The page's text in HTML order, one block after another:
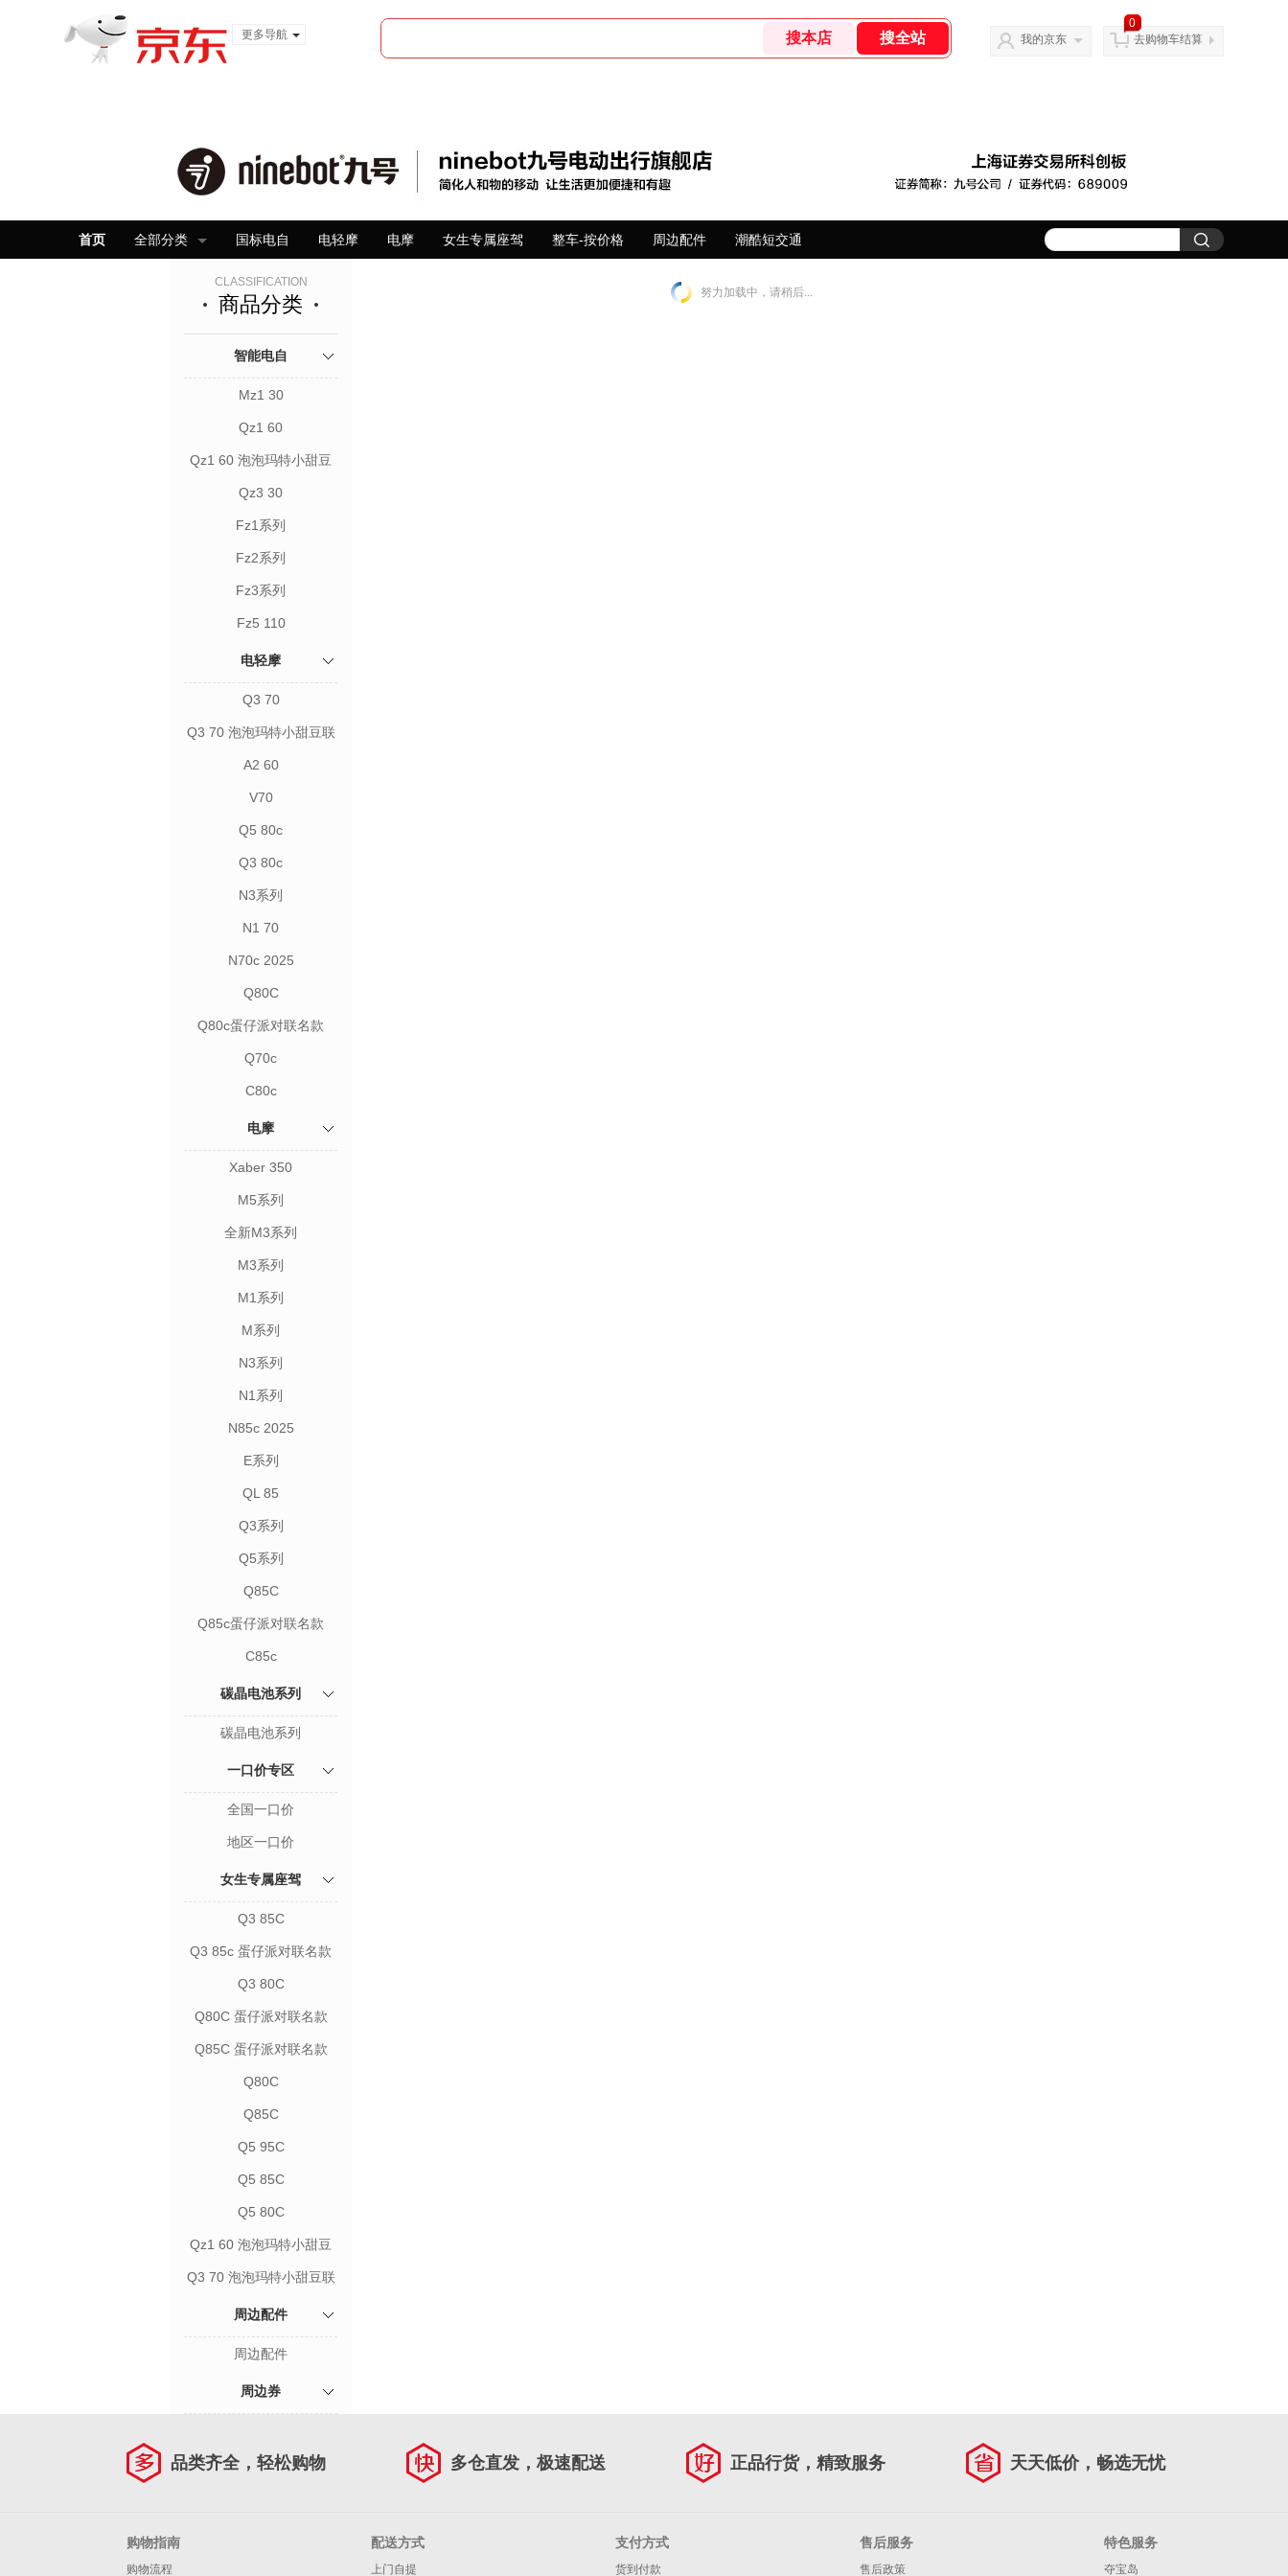
更多导航
我的京东
0
去购物车结算
首页 全部分类 国标电自 电轻摩 电摩 女生专属座驾 整车-按价格 周边配件 潮酷短交通
CLASSIFICATION
商品分类
智能电自
Mz1 30
Qz1 60
Qz1 60 泡泡玛特小甜豆
Qz3 30
Fz1系列
Fz2系列
Fz3系列
Fz5 110
电轻摩
Q3 70
Q3 70 泡泡玛特小甜豆联
A2 60
V70
Q5 80c
Q3 80c
N3系列
N1 70
N70c 2025
Q80C
Q80c蛋仔派对联名款
Q70c
C80c
电摩
Xaber 350
M5系列
全新M3系列
M3系列
M1系列
M系列
N3系列
N1系列
N85c 2025
E系列
QL 85
Q3系列
Q5系列
Q85C
Q85c蛋仔派对联名款
C85c
碳晶电池系列
碳晶电池系列
一口价专区
全国一口价
地区一口价
女生专属座驾
Q3 85C
Q3 85c 蛋仔派对联名款
Q3 80C
Q80C 蛋仔派对联名款
Q85C 蛋仔派对联名款
Q80C
Q85C
Q5 95C
Q5 85C
Q5 80C
Qz1 60 泡泡玛特小甜豆
联名款
Q3 70 泡泡玛特小甜豆联
周边配件
周边配件
周边券
努力加载中，请稍后...
品类齐全，轻松购物 多仓直发，极速配送 正品行货，精致服务 天天低价，畅选无忧
购物指南
购物流程
配送方式
上门自提
支付方式
货到付款
售后服务
售后政策
特色服务
夺宝岛